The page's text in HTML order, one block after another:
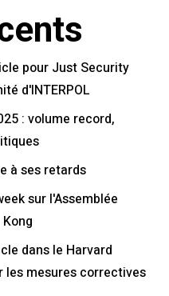
pour Just Security
d'INTERPOL
: volume record,
à ses retards
sur l'Assemblée
dans le Harvard
les mesures correctives